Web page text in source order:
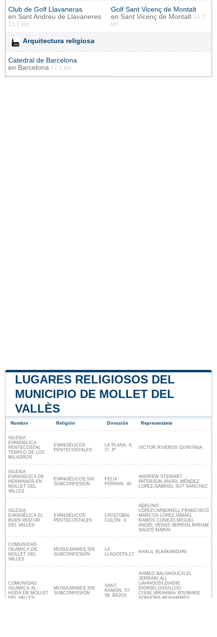
Club de Golf Llavaneras
en Sant Andreu de Llavaneres
23.1 km
Golf Sant Vicenç de Montalt
en Sant Vicenç de Montalt 24.7
km
Arquitectura religiosa
Catedral de Barcelona
en Barcelona 17.1 km
LUGARES RELIGIOSOS DEL
MUNICIPIO DE MOLLET DEL
VALLÈS
Nombre Religión Dirección Representante
IGLESIA
EVANGELICA
PENTECOSTAL
TEMPLO DE LOS
MILAGROS
EVANGÉLICOS
PENTECOSTALES
LA PLANA, 6,
1º, 3º
VICTOR RIVEROS QUINTANA
IGLESIA
EVANGELICA DE
HERMANOS EN
MOLLET DEL
VALLES
EVANGÉLICOS SIN
SUBCONFESIÓN
FELIX
FERRAN, 40
ANDREW STEWART
PATERSON,ANGEL MÉNDEZ
LOPEZ,GABRIEL SUT SÁNCHEZ
IGLESIA
EVANGÉLICA EL
BUEN PASTOR
DEL VALLÉS
EVANGÉLICOS
PENTECOSTALES
CRISTOBAL
COLÓN, 4
ADELINO
LÓPEZCARBONELL,FRANCISCO
MARCOS LÓPEZ,ISMAEL
RAMOS CONEJO,MIGUEL
ANGEL VEGAS SERRAN,MIRIAM
SAUCE MARÍN
COMUNIDAD
ISLAMICA DE
MOLLET DEL
VALLES
MUSULMANES SIN
SUBCONFESIÓN
LA
LLAGOSTA,17
KHALIL ELASKANDARI
COMUNIDAD
ISLAMICA AL
HUDA DE MOLLET
DEL VALLES
MUSULMANES SIN
SUBCONFESIÓN
SANT
RAMÓN, 57-
59, BAJOS
AHMED BALGHOUCH EL
JERRARI,ALI
UAHHOUDI,DIADIE
DIORBO,DIOULLOU
CISSE,IBRAHIMA SOUMARE
SOKHONA,MOHAMMED